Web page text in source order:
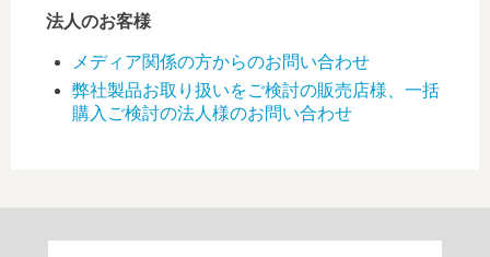
法人のお客様
メディア関係の方からのお問い合わせ
弊社製品お取り扱いをご検討の販売店様、一括
購入ご検討の法人様のお問い合わせ